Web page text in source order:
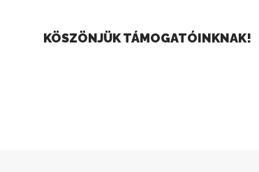
KÖSZÖNJÜK TÁMOGATÓINKNAK!